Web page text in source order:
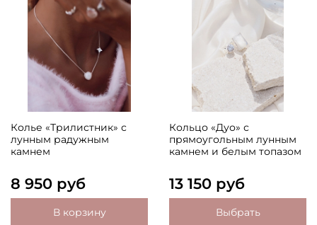
Колье «Трилистник» с
лунным радужным
камнем
8 950 руб
В корзину
Кольцо «Дуо» с
прямоугольным лунным
камнем и белым топазом
13 150 руб
Выбрать